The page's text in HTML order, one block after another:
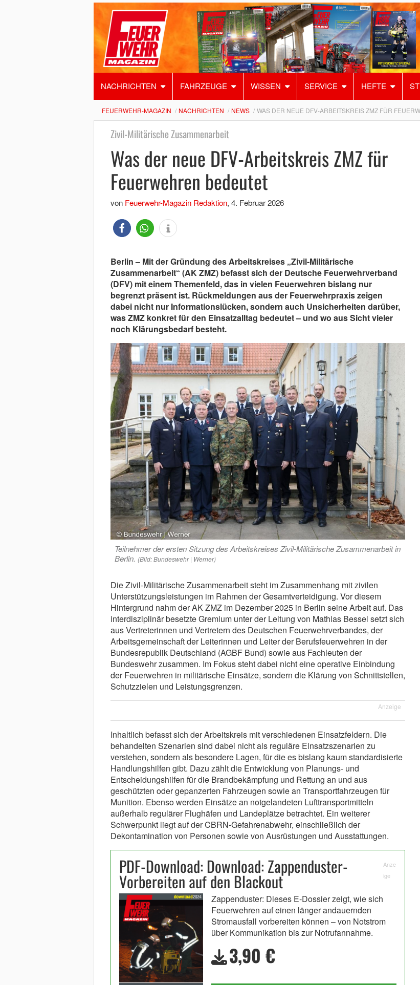
NACHRICHTEN FAHRZEUGE WISSEN SERVICE HEFTE
FEUERWEHR-MAGAZIN NACHRICHTEN NEWS WAS DER NEUE DFV-ARBEITSKREIS ZMZ FÜR
Zivil-Militärische Zusammenarbeit
Was der neue DFV-Arbeitskreis ZMZ für
Feuerwehren bedeutet
von Feuerwehr-Magazin Redaktion, 4. Februar 2026
Berlin – Mit der Gründung des Arbeitskreises „Zivil-Militärische
Zusammenarbeit“ (AK ZMZ) befasst sich der Deutsche Feuerwehrverband
(DFV) mit einem Themenfeld, das in vielen Feuerwehren bislang nur
begrenzt präsent ist. Rückmeldungen aus der Feuerwehrpraxis zeigen
dabei nicht nur Informationslücken, sondern auch Unsicherheiten darüber,
was ZMZ konkret für den Einsatzalltag bedeutet – und wo aus Sicht vieler
noch Klärungsbedarf besteht.
Teilnehmer der ersten Sitzung des Arbeitskreises Zivil-Militärische Zusammenarbeit in
Berlin. (Bild: Bundeswehr | Werner)
Die Zivil-Militärische Zusammenarbeit steht im Zusammenhang mit zivilen
Unterstützungsleistungen im Rahmen der Gesamtverteidigung. Vor diesem
Hintergrund nahm der AK ZMZ im Dezember 2025 in Berlin seine Arbeit auf. Das
interdisziplinär besetzte Gremium unter der Leitung von Mathias Bessel setzt sich
aus Vertreterinnen und Vertretern des Deutschen Feuerwehrverbandes, der
Arbeitsgemeinschaft der Leiterinnen und Leiter der Berufsfeuerwehren in der
Bundesrepublik Deutschland (AGBF Bund) sowie aus Fachleuten der
Bundeswehr zusammen. Im Fokus steht dabei nicht eine operative Einbindung
der Feuerwehren in militärische Einsätze, sondern die Klärung von Schnittstellen,
Schutzzielen und Leistungsgrenzen.
Anzeige
Inhaltlich befasst sich der Arbeitskreis mit verschiedenen Einsatzfeldern. Die
behandelten Szenarien sind dabei nicht als reguläre Einsatzszenarien zu
verstehen, sondern als besondere Lagen, für die es bislang kaum standardisierte
Handlungshilfen gibt. Dazu zählt die Entwicklung von Planungs- und
Entscheidungshilfen für die Brandbekämpfung und Rettung an und aus
geschützten oder gepanzerten Fahrzeugen sowie an Transportfahrzeugen für
Munition. Ebenso werden Einsätze an notgelandeten Lufttransportmitteln
außerhalb regulärer Flughäfen und Landeplätze betrachtet. Ein weiterer
Schwerpunkt liegt auf der CBRN-Gefahrenabwehr, einschließlich der
Dekontamination von Personen sowie von Ausrüstungen und Ausstattungen.
PDF-Download: Download: Zappenduster-
Vorbereiten auf den Blackout
Anze
ige
Zappenduster: Dieses E-Dossier zeigt, wie sich
Feuerwehren auf einen länger andauernden
Stromausfall vorbereiten können – von Notstrom
über Kommunikation bis zur Notrufannahme.
3,90 €